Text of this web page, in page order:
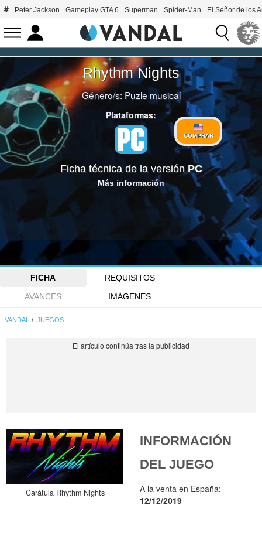
Peter Jackson Gameplay GTA 6 Superman Spider-Man El Señor de los
Rhythm Nights
Género/s: Puzle musical
Plataformas:
COMPRAR
Ficha técnica de la versiónPC
Más información
FICHA
REQUISITOS
AVANCES
IMÁGENES
VANDAL JUEGOS
Carátula Rhythm Nights
INFORMACIÓN
DEL JUEGO
A la venta en España:
12/12/2019